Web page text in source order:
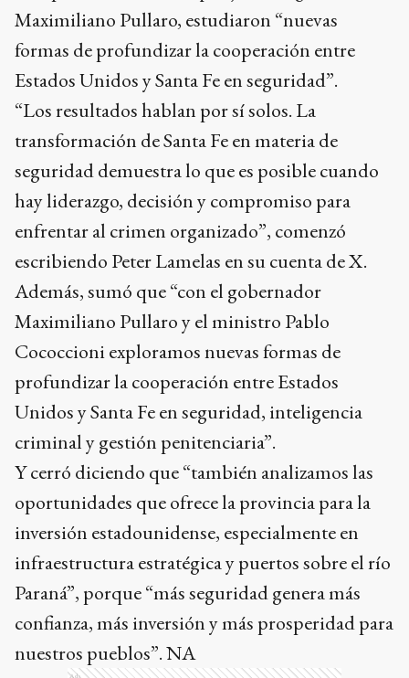
“Los resultados hablan por sí solos. La
transformación de Santa Fe en materia de
seguridad demuestra lo que es posible cuando
hay liderazgo, decisión y compromiso para
enfrentar al crimen organizado”, comenzó
escribiendo Peter Lamelas en su cuenta de X.
Además, sumó que “con el gobernador
Maximiliano Pullaro y el ministro Pablo
Cococcioni exploramos nuevas formas de
profundizar la cooperación entre Estados
Unidos y Santa Fe en seguridad, inteligencia
criminal y gestión penitenciaria”.
Y cerró diciendo que “también analizamos las
oportunidades que ofrece la provincia para la
inversión estadounidense, especialmente en
infraestructura estratégica y puertos sobre el río
Paraná”, porque “más seguridad genera más
confianza, más inversión y más prosperidad para
nuestros pueblos”. NA